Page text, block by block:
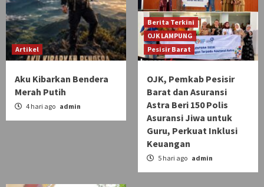
Artikel
Aku Kibarkan Bendera
Merah Putih
4 hari ago admin
Berita Terkini
OJK LAMPUNG
Pesisir Barat
OJK, Pemkab Pesisir
Barat dan Asuransi
Astra Beri 150 Polis
Asuransi Jiwa untuk
Guru, Perkuat Inklusi
Keuangan
5 hari ago admin